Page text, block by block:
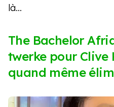
là…
The Bachelor
twerke pour
quand même